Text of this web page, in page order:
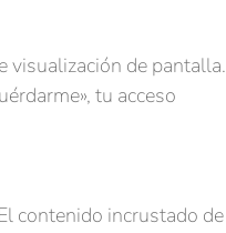
visualización de pantalla.
tu acceso
contenido incrustado de